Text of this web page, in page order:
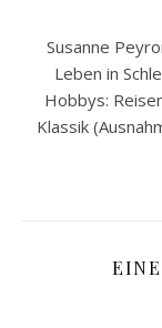
Susanne
Leben in
Hobbys:
Klassik